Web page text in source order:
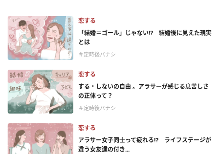
恋する
「結婚＝ゴール」じゃない⁉ 結婚後に見えた現実
とは
＃定時後バナシ
恋する
する・しないの自由 。アラサーが感じる息苦しさ
の正体って？
＃定時後バナシ
恋する
アラサー女子同士って疲れる⁉ ライフステージが
違う女友達の付き...